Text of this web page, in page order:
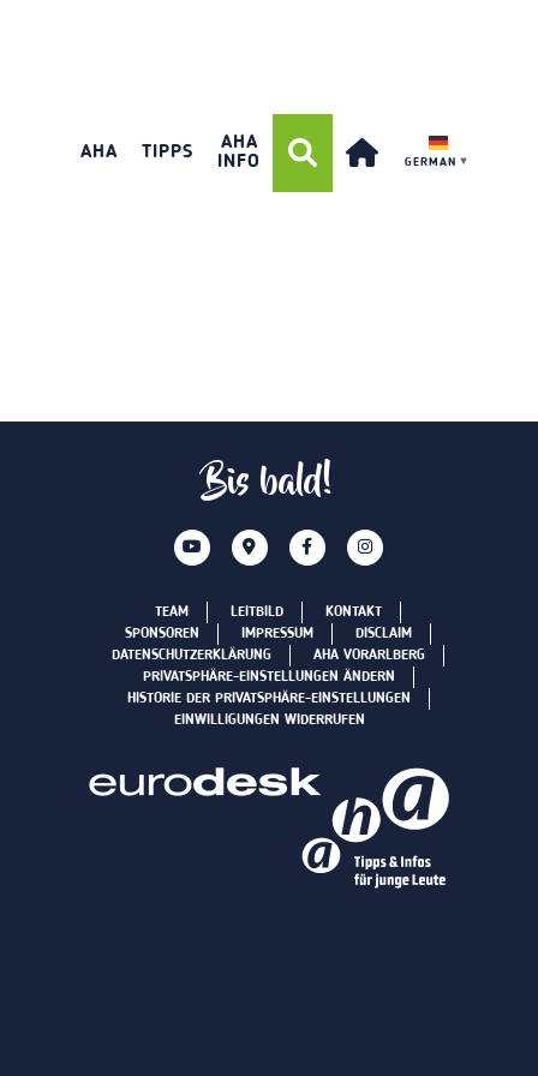
AHA TIPPS
AHA
INFO
GERMAN ▼
Bis bald!
TEAM LEITBILD
KONTAKT
SPONSOREN
IMPRESSUM
DISCLAIM
DATENSCHUTZERKLÄRUNG
AHA VORARLBERG
PRIVATSPHÄRE-EINSTELLUNGEN ÄNDERN
HISTORIE DER PRIVATSPHÄRE-EINSTELLUNGEN
EINWILLIGUNGEN WIDERRUFEN